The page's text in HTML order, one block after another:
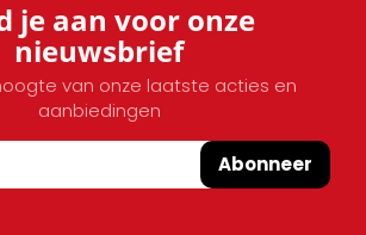
je aan voor onze
nieuwsbrief
van onze laatste acties en
aanbiedingen
Abonneer